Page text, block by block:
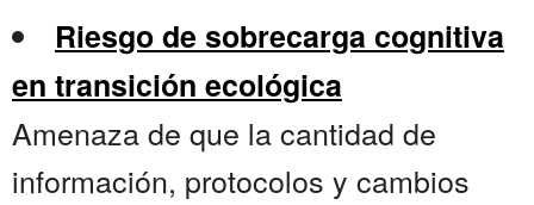
Riesgo de sobrecarga cognitiva
en transición ecológica
Amenaza de que la cantidad de
información, protocolos y cambios